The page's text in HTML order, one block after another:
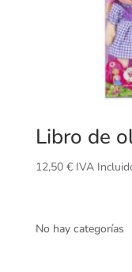
Libro de
12,50 € IVA
No hay categorías